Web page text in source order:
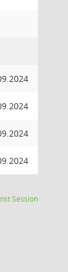
Session(Wird in